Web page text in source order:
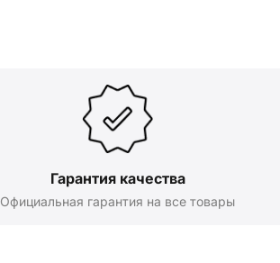
Гарантия качества
Официальная гарантия на все товары